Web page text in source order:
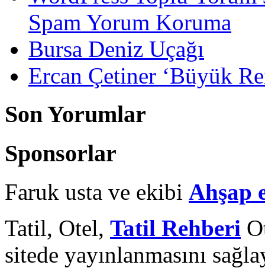
Spam Yorum Koruma
Bursa Deniz Uçağı
Ercan Çetiner ‘Büyük
Son Yorumlar
Sponsorlar
Faruk usta ve ekibi Ahşap
Tatil, Otel, Tatil Rehberi
sitede yayınlanmasını